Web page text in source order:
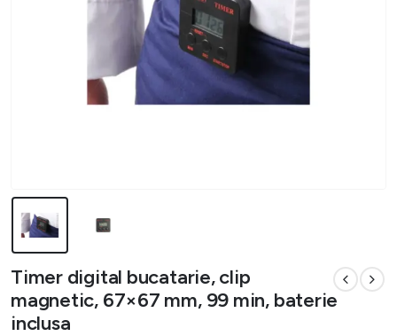
Timer digital bucatarie, clip
magnetic, 67×67 mm, 99 min, baterie
inclusa